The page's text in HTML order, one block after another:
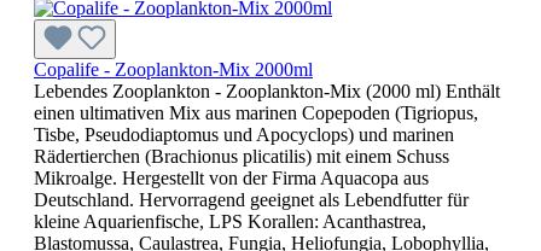
Copalife - Zooplankton-Mix 2000ml
Lebendes Zooplankton - Zooplankton-Mix (2000 ml) Enthält
einen ultimativen Mix aus marinen Copepoden (Tigriopus,
Tisbe, Pseudodiaptomus und Apocyclops) und marinen
Rädertierchen (Brachionus plicatilis) mit einem Schuss
Mikroalge. Hergestellt von der Firma Aquacopa aus
Deutschland. Hervorragend geeignet als Lebendfutter für
kleine Aquarienfische, LPS Korallen: Acanthastrea,
Blastomussa, Caulastrea, Fungia, Heliofungia, Lobophyllia,